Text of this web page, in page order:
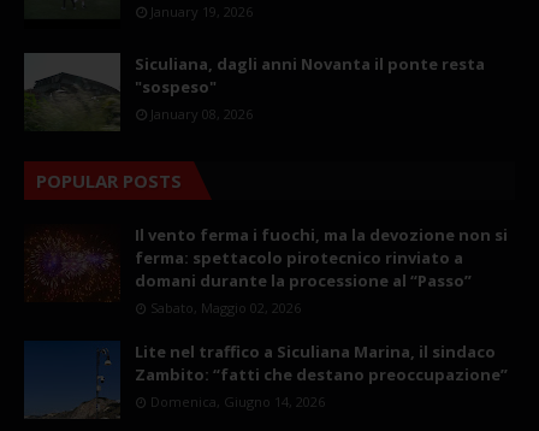
January 19, 2026
Siculiana, dagli anni Novanta il ponte resta
"sospeso"
January 08, 2026
POPULAR POSTS
Il vento ferma i fuochi, ma la devozione non si
ferma: spettacolo pirotecnico rinviato a
domani durante la processione al “Passo”
Sabato, Maggio 02, 2026
Lite nel traffico a Siculiana Marina, il sindaco
Zambito: “fatti che destano preoccupazione”
Domenica, Giugno 14, 2026